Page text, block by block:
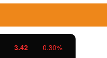
3.42 0.30%